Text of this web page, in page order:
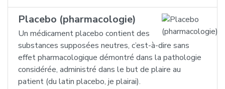
Placebo (pharmacologie)
Un médicament placebo contient des
substances supposées neutres, c’est-à-dire sans
effet pharmacologique démontré dans la pathologie
considérée, administré dans le but de plaire au
patient (du latin placebo, je plairai).